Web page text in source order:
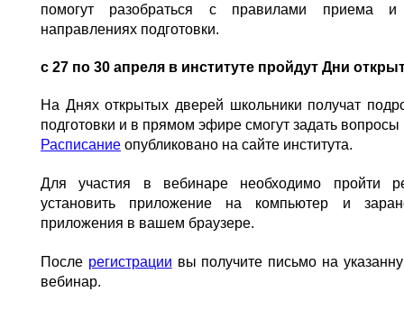
помогут разобраться с правилами приема и
направлениях подготовки.
с 27 по 30 апреля в институте пройдут Дни
На Днях открытых дверей школьники получат
подготовки и в прямом эфире смогут задать
Расписание опубликовано на сайте института.
Для участия в вебинаре необходимо пройти
установить приложение на компьютер и
приложения в вашем браузере.
После регистрации вы получите письмо на
вебинар.